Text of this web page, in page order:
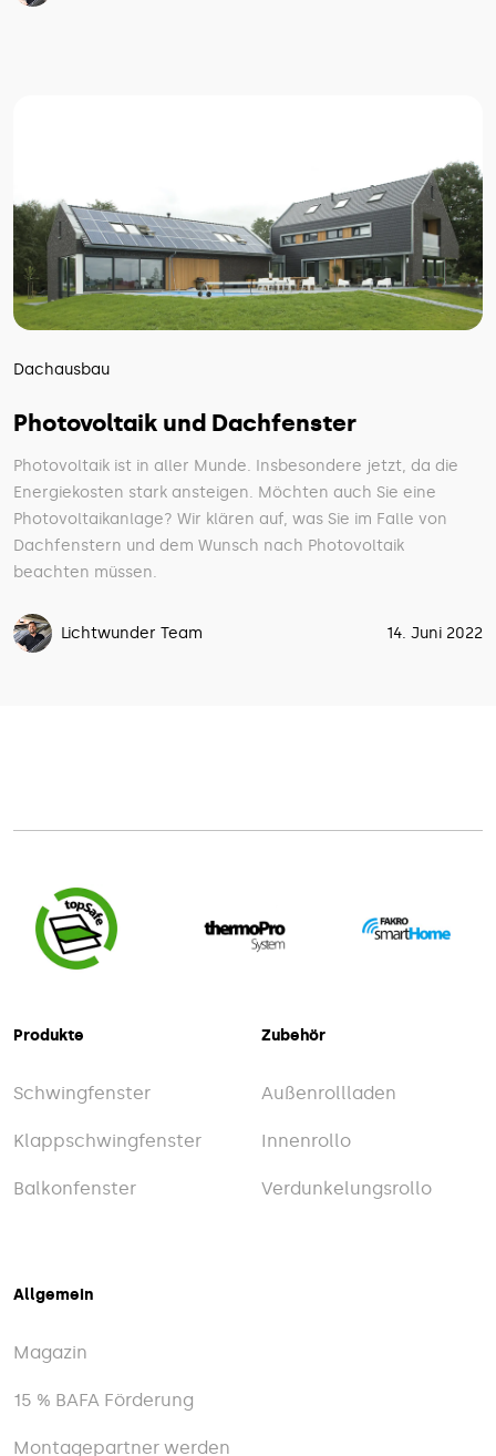
Dachausbau
Photovoltaik und Dachfenster
Photovoltaik ist in aller Munde. Insbesondere jetzt, da die
Energiekosten stark ansteigen. Möchten auch Sie eine
Photovoltaikanlage? Wir klären auf, was Sie im Falle von
Dachfenstern und dem Wunsch nach Photovoltaik
beachten müssen.
Lichtwunder Team 14. Juni 2022
Produkte
Schwingfenster
Klappschwingfenster
Balkonfenster
Zubehör
Außenrollladen
Innenrollo
Verdunkelungsrollo
Allgemein
Magazin
15 % BAFA Förderung
Montagepartner werden